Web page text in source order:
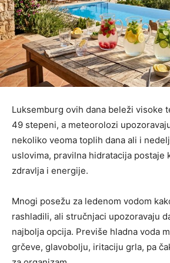
Luksemburg ovih dana beleži visoke
49 stepeni, a meteorolozi
nekoliko veoma toplih dana ali i
uslovima, pravilna hidratacija postaje
zdravlja i energije.
Mnogi posežu za ledenom vodom
rashladili, ali stručnjaci upozoravaju
najbolja opcija. Previše hladna voda
grčeve, glavobolju, iritaciju grla, pa